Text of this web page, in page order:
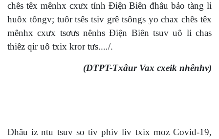
chês têx mênhx cxưx tỉnh Điện Biên đhâu bảo tàng li
huôx tôngv; tuôr tsês tsiv grê tsôngs yo chax chês têx
mênhx cxưx tsơưs nênhs Điện Biên tsuv uô li chas
thiêz qir uô txix kror tưs..../.
(DTPT-Txâur Vax cxeik nhênhv)
Đhâu iz ntu tsuv so tiv phiv liv txix moz Covid-19,